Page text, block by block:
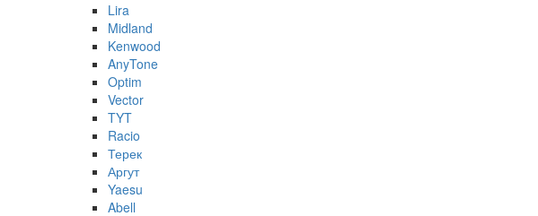
Lira
Midland
Kenwood
AnyTone
Optim
Vector
TYT
Racio
Терек
Аргут
Yaesu
Abell